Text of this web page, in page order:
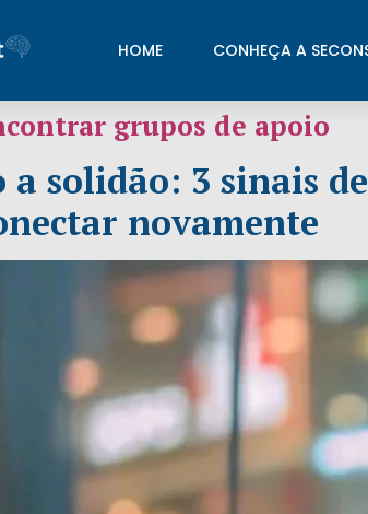
HOME CONHEÇA A
grupos de apoio
a solidão: 3 sinais
novamente